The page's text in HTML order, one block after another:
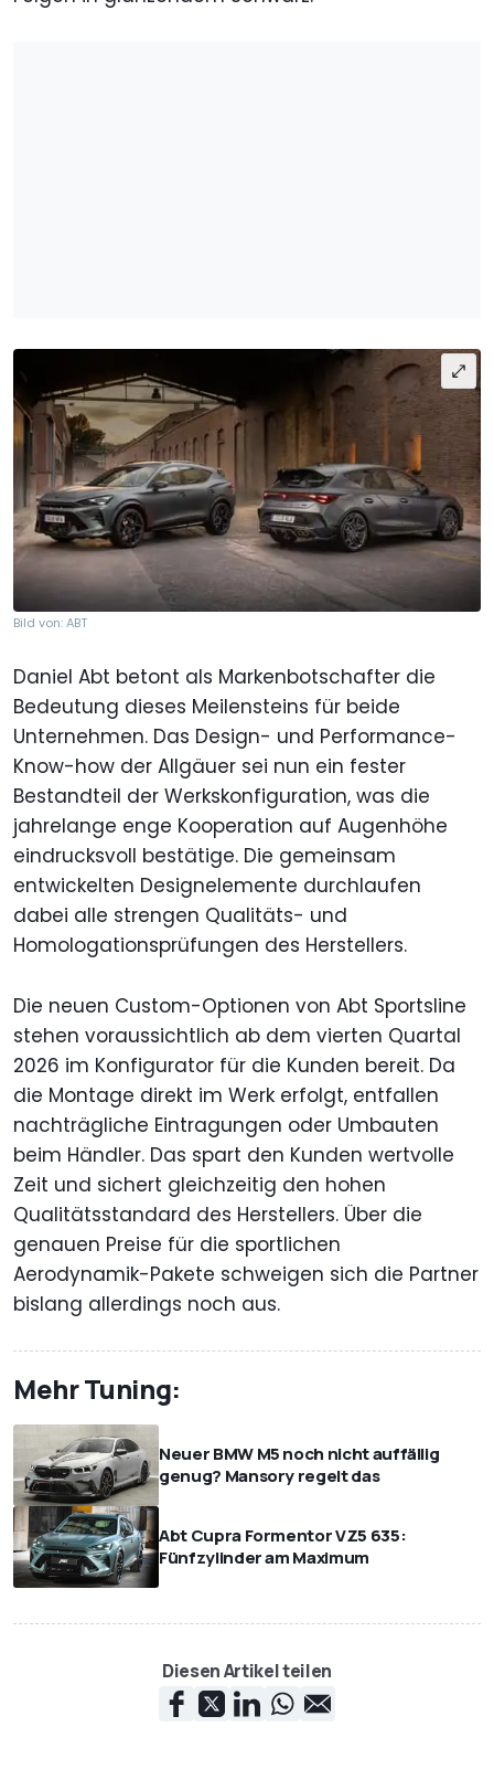
Bild von: ABT
Daniel Abt betont als Markenbotschafter die
Bedeutung dieses Meilensteins für beide
Unternehmen. Das Design- und Performance-
Know-how der Allgäuer sei nun ein fester
Bestandteil der Werkskonfiguration, was die
jahrelange enge Kooperation auf Augenhöhe
eindrucksvoll bestätige. Die gemeinsam
entwickelten Designelemente durchlaufen
dabei alle strengen Qualitäts- und
Homologationsprüfungen des Herstellers.
Die neuen Custom-Optionen von Abt Sportsline
stehen voraussichtlich ab dem vierten Quartal
2026 im Konfigurator für die Kunden bereit. Da
die Montage direkt im Werk erfolgt, entfallen
nachträgliche Eintragungen oder Umbauten
beim Händler. Das spart den Kunden wertvolle
Zeit und sichert gleichzeitig den hohen
Qualitätsstandard des Herstellers. Über die
genauen Preise für die sportlichen
Aerodynamik-Pakete schweigen sich die Partner
bislang allerdings noch aus.
Mehr Tuning:
Neuer BMW M5 noch nicht auffällig
genug? Mansory regelt das
Abt Cupra Formentor VZ5 635:
Fünfzylinder am Maximum
Diesen Artikel teilen